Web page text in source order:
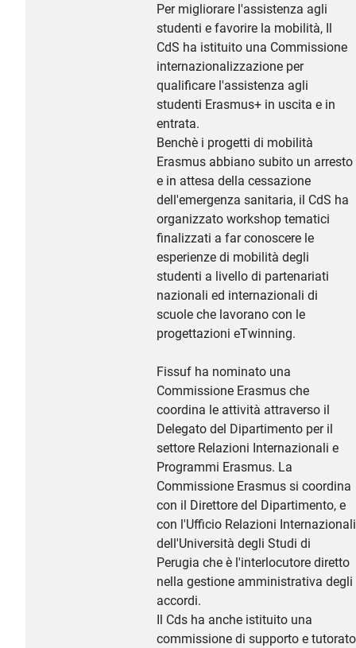
Per migliorare l'assistenza agli
studenti e favorire la mobilità, Il
CdS ha istituito una Commissione
internazionalizzazione per
qualificare l'assistenza agli
studenti Erasmus+ in uscita e in
entrata.
Benchè i progetti di mobilità
Erasmus abbiano subito un arresto
e in attesa della cessazione
dell'emergenza sanitaria, il CdS ha
organizzato workshop tematici
finalizzati a far conoscere le
esperienze di mobilità degli
studenti a livello di partenariati
nazionali ed internazionali di
scuole che lavorano con le
progettazioni eTwinning.
Fissuf ha nominato una
Commissione Erasmus che
coordina le attività attraverso il
Delegato del Dipartimento per il
settore Relazioni Internazionali e
Programmi Erasmus. La
Commissione Erasmus si coordina
con il Direttore del Dipartimento, e
con l'Ufficio Relazioni Internazionali
dell'Università degli Studi di
Perugia che è l'interlocutore diretto
nella gestione amministrativa degli
accordi.
Il Cds ha anche istituito una
commissione di supporto e tutorato